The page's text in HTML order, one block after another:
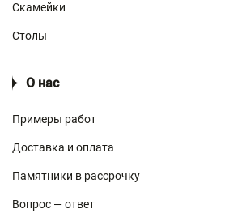
Скамейки
Столы
О нас
Примеры работ
Доставка и оплата
Памятники в рассрочку
Вопрос — ответ